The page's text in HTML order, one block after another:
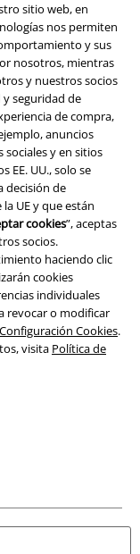
sitio web, en
nos permiten
y sus
nosotros, mientras
y nuestros socios
seguridad de
de compra,
anuncios
sociales y en sitios
EE. UU., solo se
decisión de
UE y que están
cookies”, aceptas
socios.
haciendo clic
cookies
individuales
revocar o modificar
Configuración Cookies.
visita Política de